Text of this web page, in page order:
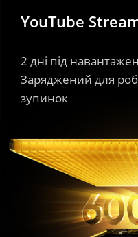
2 дні під
Заряджений для
зупинок
YouTube